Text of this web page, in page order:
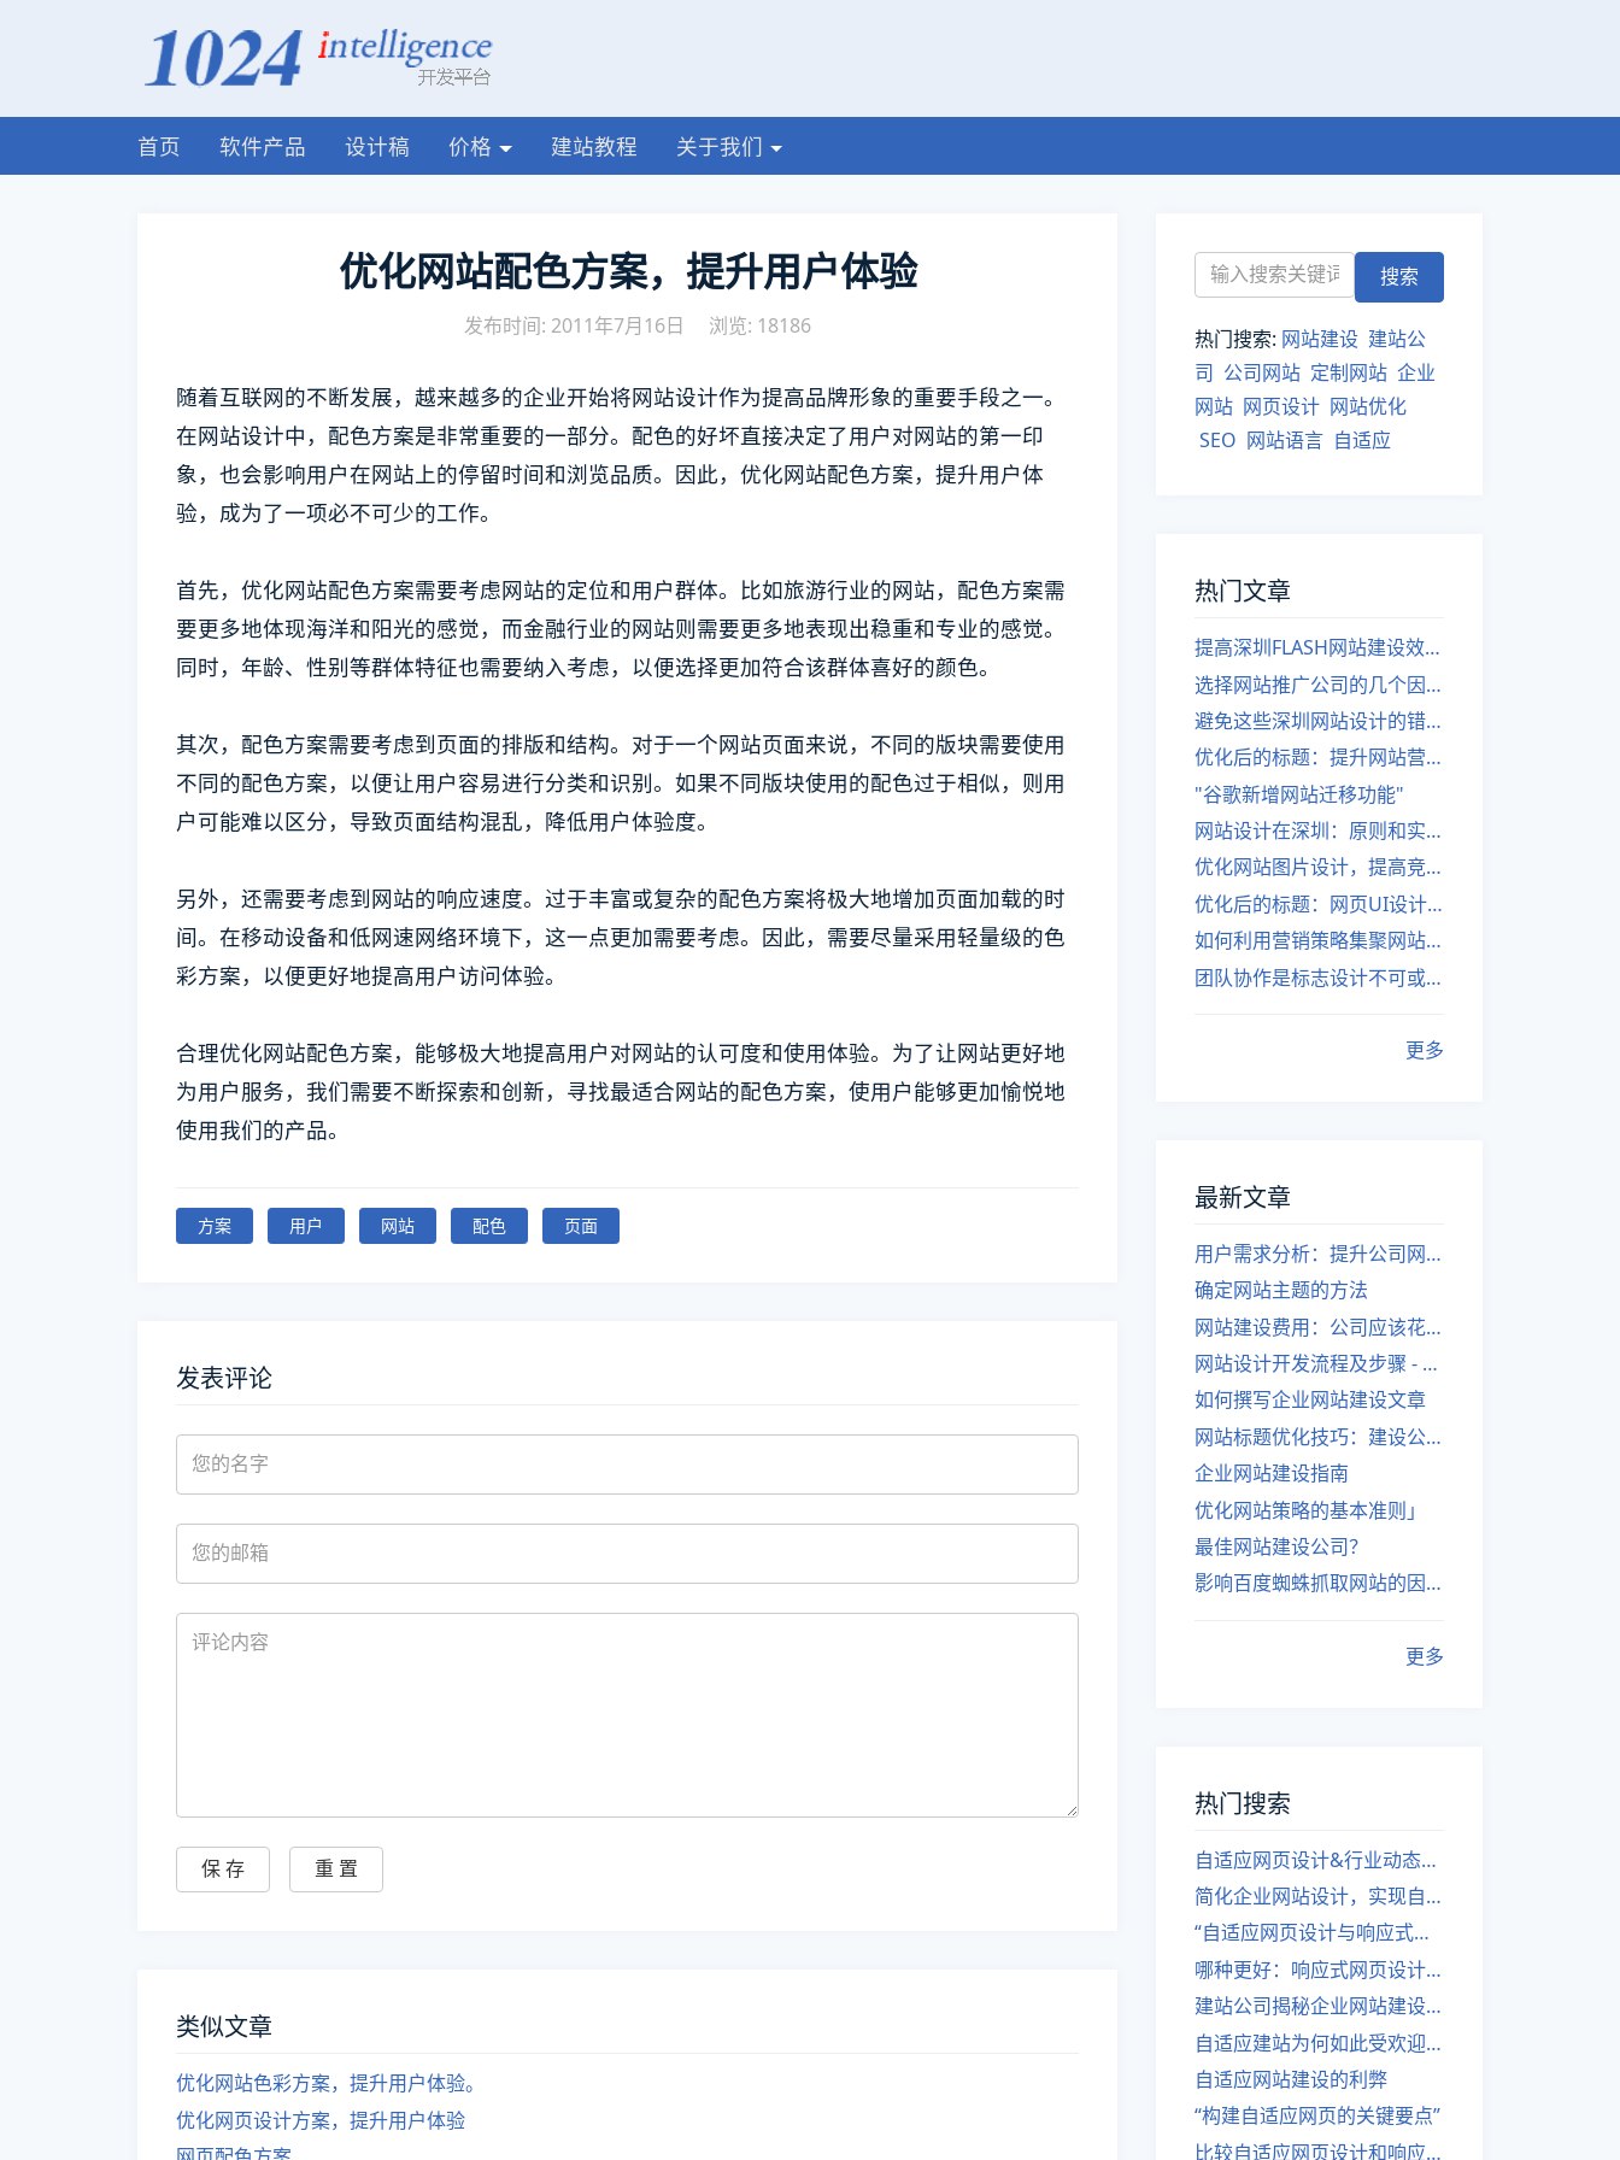
首页 软件产品 设计稿 价格 建站教程 关于我们
优化网站配色方案，提升用户体验
发布时间: 2011年7月16日 浏览: 18186
随着互联网的不断发展，越来越多的企业开始将网站设计作为提高品牌形象的重要手段之一。
在网站设计中，配色方案是非常重要的一部分。配色的好坏直接决定了用户对网站的第一印
象，也会影响用户在网站上的停留时间和浏览品质。因此，优化网站配色方案，提升用户体
验，成为了一项必不可少的工作。
首先，优化网站配色方案需要考虑网站的定位和用户群体。比如旅游行业的网站，配色方案需
要更多地体现海洋和阳光的感觉，而金融行业的网站则需要更多地表现出稳重和专业的感觉。
同时，年龄、性别等群体特征也需要纳入考虑，以便选择更加符合该群体喜好的颜色。
其次，配色方案需要考虑到页面的排版和结构。对于一个网站页面来说，不同的版块需要使用
不同的配色方案，以便让用户容易进行分类和识别。如果不同版块使用的配色过于相似，则用
户可能难以区分，导致页面结构混乱，降低用户体验度。
另外，还需要考虑到网站的响应速度。过于丰富或复杂的配色方案将极大地增加页面加载的时
间。在移动设备和低网速网络环境下，这一点更加需要考虑。因此，需要尽量采用轻量级的色
彩方案，以便更好地提高用户访问体验。
合理优化网站配色方案，能够极大地提高用户对网站的认可度和使用体验。为了让网站更好地
为用户服务，我们需要不断探索和创新，寻找最适合网站的配色方案，使用户能够更加愉悦地
使用我们的产品。
方案 用户 网站 配色 页面
发表评论
类似文章
优化网站色彩方案，提升用户体验。
优化网页设计方案，提升用户体验
热门搜索: 网站建设 建站公
司 公司网站 定制网站 企业
网站 网页设计 网站优化
SEO 网站语言 自适应
热门文章
提高深圳FLASH网站建设效率的建议
选择网站推广公司的几个因素
避免这些深圳网站设计的错误
优化后的标题：提升网站营销绩效的策略
"谷歌新增网站迁移功能"
网站设计在深圳：原则和实践
优化网站图片设计，提高竞争力
优化后的标题：网页UI设计与APP UI设计应用软件
如何利用营销策略集聚网站流量
团队协作是标志设计不可或缺的一部分
更多
最新文章
用户需求分析：提升公司网站建设效果
确定网站主题的方法
网站建设费用：公司应该花费多少？
网站设计开发流程及步骤 - 优化后的标题
如何撰写企业网站建设文章
网站标题优化技巧：建设公司的专业指导
企业网站建设指南
优化网站策略的基本准则」
最佳网站建设公司？
影响百度蜘蛛抓取网站的因素有哪些？
更多
热门搜索
自适应网页设计&行业动态，关注建站。
简化企业网站设计，实现自适应设计的方法
“自适应网页设计与响应式网站建设的异同”
哪种更好：响应式网页设计还是自适应网站？
建站公司揭秘企业网站建设核心原则
自适应建站为何如此受欢迎？
自适应网站建设的利弊
“构建自适应网页的关键要点”
比较自适应网页设计和响应式网站的差异